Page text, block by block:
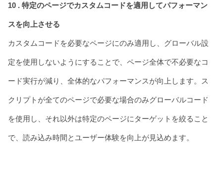
10 . 特定のページでカスタムコードを適用してパフォーマン
スを向上させる
カスタムコードを必要なページにのみ適用し、グローバル設
定を使用しないようにすることで、ページ全体で不必要なコ
ード実行が減り、全体的なパフォーマンスが向上します。ス
クリプトが全てのページで必要な場合のみグローバルコード
を使用し、それ以外は特定のページにターゲットを絞ること
で、読み込み時間とユーザー体験を向上が見込めます。